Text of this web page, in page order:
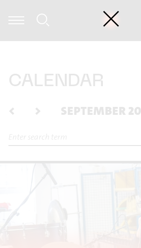
David
CALENDAR
< > SEPTEMBER